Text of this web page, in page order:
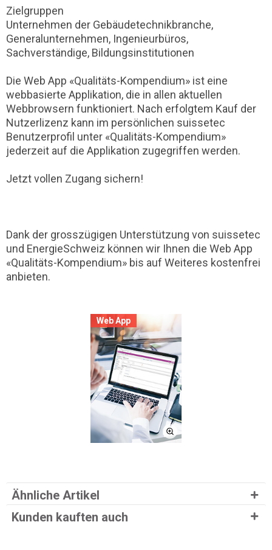
Zielgruppen
Unternehmen der Gebäudetechnikbranche,
Generalunternehmen, Ingenieurbüros,
Sachverständige, Bildungsinstitutionen
Die Web App «Qualitäts-Kompendium» ist eine
webbasierte Applikation, die in allen aktuellen
Webbrowsern funktioniert. Nach erfolgtem Kauf der
Nutzerlizenz kann im persönlichen suissetec
Benutzerprofil unter «Qualitäts-Kompendium»
jederzeit auf die Applikation zugegriffen werden.
Jetzt vollen Zugang sichern!
Dank der grosszügigen Unterstützung von suissetec
und EnergieSchweiz können wir Ihnen die Web App
«Qualitäts-Kompendium» bis auf Weiteres kostenfrei
anbieten.
Web App
Ähnliche Artikel
Kunden kauften auch